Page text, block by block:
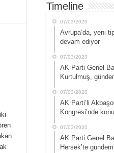
Timeline
07/03/2020
Avrupa’da, yeni
devam ediyor
07/03/2020
AK Parti Genel
Kurtulmuş,
07/03/2020
AK Parti’li
Kongresi’nde
07/03/2020
AK Parti Genel
Hersek’te